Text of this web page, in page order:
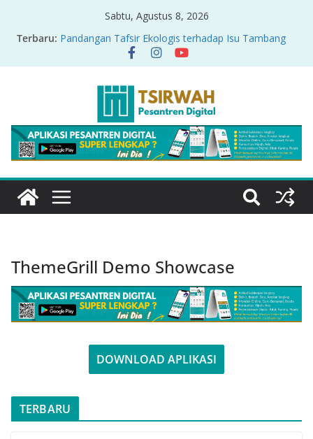
Sabtu, Agustus 8, 2026
Terbaru: Pandangan Tafsir Ekologis terhadap Isu Tambang
Nikel di Raja Ampat
PRODUK RELASI KUASA-IDIOLOGI PADA TAFSIR
Sirah Nabawiyah
Oversharing dan Privasi dalam Al-Qur’an: “Ketika
Ayat Bicara Soal Curhat di Sosmed”
Menyikapi Fatherless, Kisah Lukman Menjadi
Cerminan
ThemeGrill Demo Showcase
DOWNLOAD APLIKASI
TERBARU